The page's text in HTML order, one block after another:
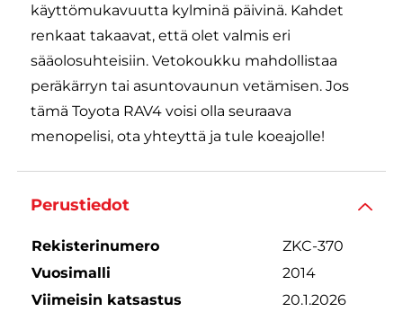
käyttömukavuutta kylminä päivinä. Kahdet
renkaat takaavat, että olet valmis eri
sääolosuhteisiin. Vetokoukku mahdollistaa
peräkärryn tai asuntovaunun vetämisen. Jos
tämä Toyota RAV4 voisi olla seuraava
menopelisi, ota yhteyttä ja tule koeajolle!
Perustiedot
Rekisterinumero
ZKC-370
Vuosimalli
2014
Viimeisin katsastus
20.1.2026